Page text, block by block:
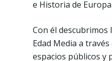
e Historia de
Con él descubrimos
Edad Media a
espacios públicos y